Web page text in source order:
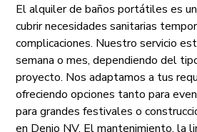
El alquiler de baños portátiles es
cubrir necesidades sanitarias
complicaciones. Nuestro servicio
semana o mes, dependiendo del
proyecto. Nos adaptamos a tus
ofreciendo opciones tanto para
para grandes festivales o
en Denio NV. El mantenimiento, la